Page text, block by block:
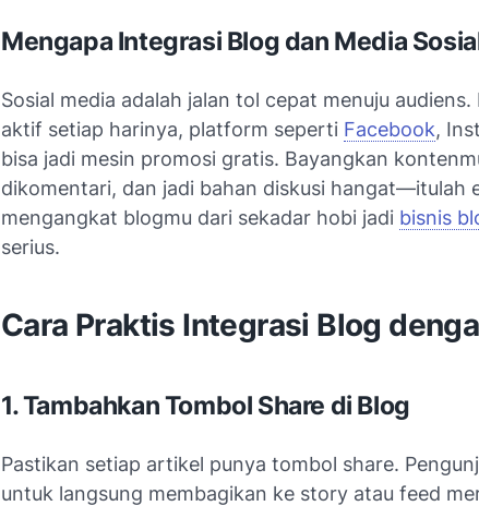
Mengapa Integrasi Blog dan Media
Sosial media adalah jalan tol cepat menuju
aktif setiap harinya, platform seperti Facebook,
bisa jadi mesin promosi gratis. Bayangkan
dikomentari, dan jadi bahan diskusi hangat—itulah
mengangkat blogmu dari sekadar hobi jadi bisnis
serius.
Cara Praktis Integrasi Blog
1. Tambahkan Tombol Share di Blog
Pastikan setiap artikel punya tombol share.
untuk langsung membagikan ke story atau feed